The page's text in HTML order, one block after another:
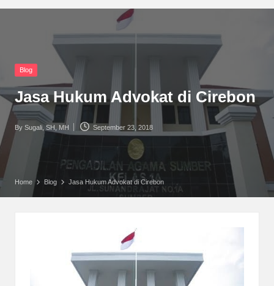
Posted
Blog
Jasa Hukum Advokat di Cirebon
Posted
By Sugali, SH, MH September 23, 2018
Home Blog Jasa Hukum Advokat di Cirebon